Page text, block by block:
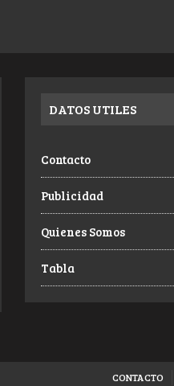
DATOS UTILES
Contacto
Publicidad
Quienes Somos
Tabla
CONTACTO